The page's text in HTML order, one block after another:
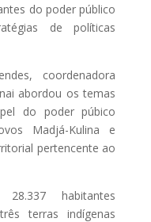
do poder público
de políticas
coordenadora
abordou os temas
do poder púbico
Madjá-Kulina e
pertencente ao
habitantes
terras indígenas